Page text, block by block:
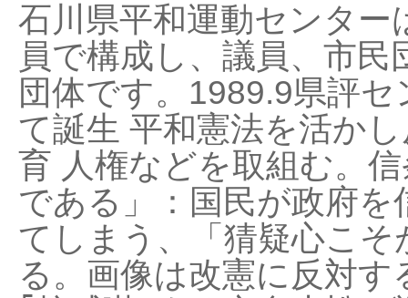
石川県平和運動センタ
員で構成し、議員、市
団体です。1989.9県評
て誕生 平和憲法を活か
育 人権などを取組む。
である」：国民が政府
てしまう、「猜疑心こ
る。画像は改憲に反対